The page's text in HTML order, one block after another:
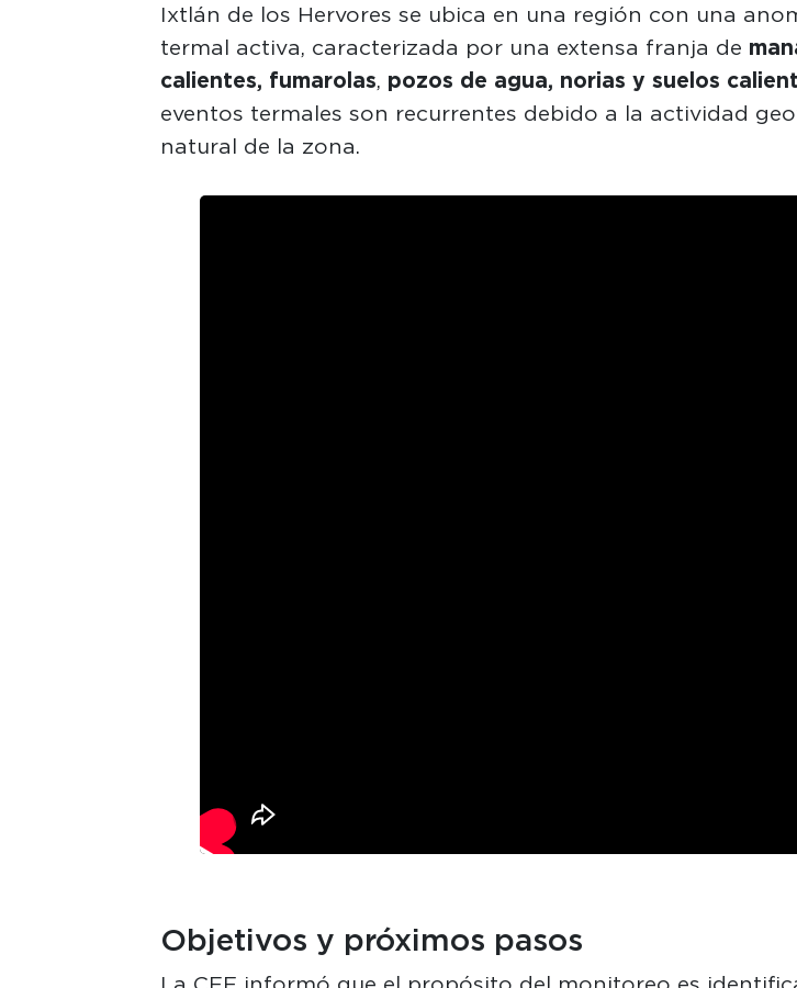
Ixtlán de los Hervores se ubica en una región con una
termal activa, caracterizada por una extensa franja de
calientes, fumarolas, pozos de agua, norias y suelos
eventos termales son recurrentes debido a la actividad
natural de la zona.
Objetivos y próximos pasos